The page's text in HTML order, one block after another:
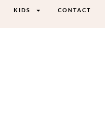
KIDS CONTACT